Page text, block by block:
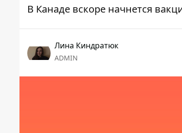
В Канаде вскоре начнется
Лина Киндратюк
ADMIN